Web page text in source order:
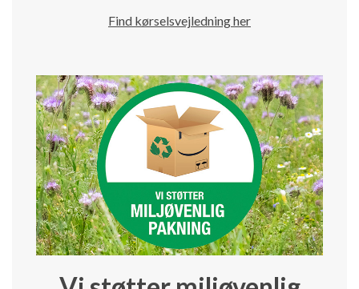
Find kørselsvejledning her